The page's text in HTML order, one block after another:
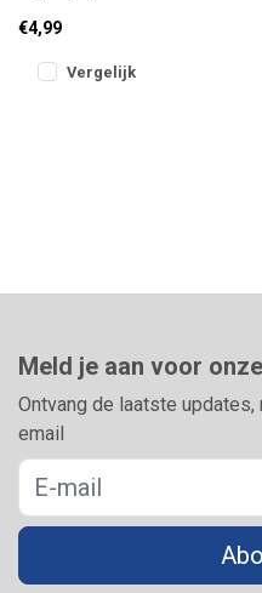
voorzien van een
betrouwbare Preston
€4,99
Vergelijk
Meld je aan voor
Ontvang de laatste
email